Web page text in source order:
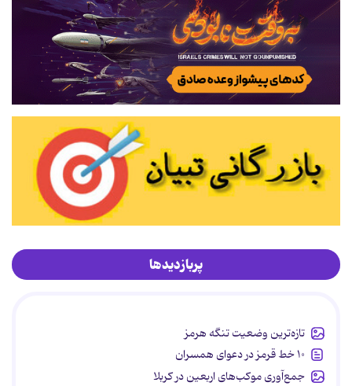
پربازدیدها
تازه‌ترین وضعیت تنگه هرمز
۱۰ خط قرمز در دعوای همسران
جمع‌آوری موکب‌های اربعین در کربلا